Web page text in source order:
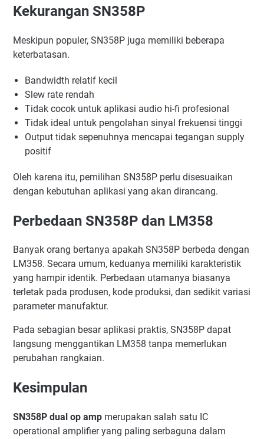
Kekurangan SN358P
Meskipun populer, SN358P juga memiliki beberapa
keterbatasan.
Bandwidth relatif kecil
Slew rate rendah
Tidak cocok untuk aplikasi audio hi-fi profesional
Tidak ideal untuk pengolahan sinyal frekuensi tinggi
Output tidak sepenuhnya mencapai tegangan supply
positif
Oleh karena itu, pemilihan SN358P perlu disesuaikan
dengan kebutuhan aplikasi yang akan dirancang.
Perbedaan SN358P dan LM358
Banyak orang bertanya apakah SN358P berbeda dengan
LM358. Secara umum, keduanya memiliki karakteristik
yang hampir identik. Perbedaan utamanya biasanya
terletak pada produsen, kode produksi, dan sedikit variasi
parameter manufaktur.
Pada sebagian besar aplikasi praktis, SN358P dapat
langsung menggantikan LM358 tanpa memerlukan
perubahan rangkaian.
Kesimpulan
SN358P dual op amp merupakan salah satu IC
operational amplifier yang paling serbaguna dalam